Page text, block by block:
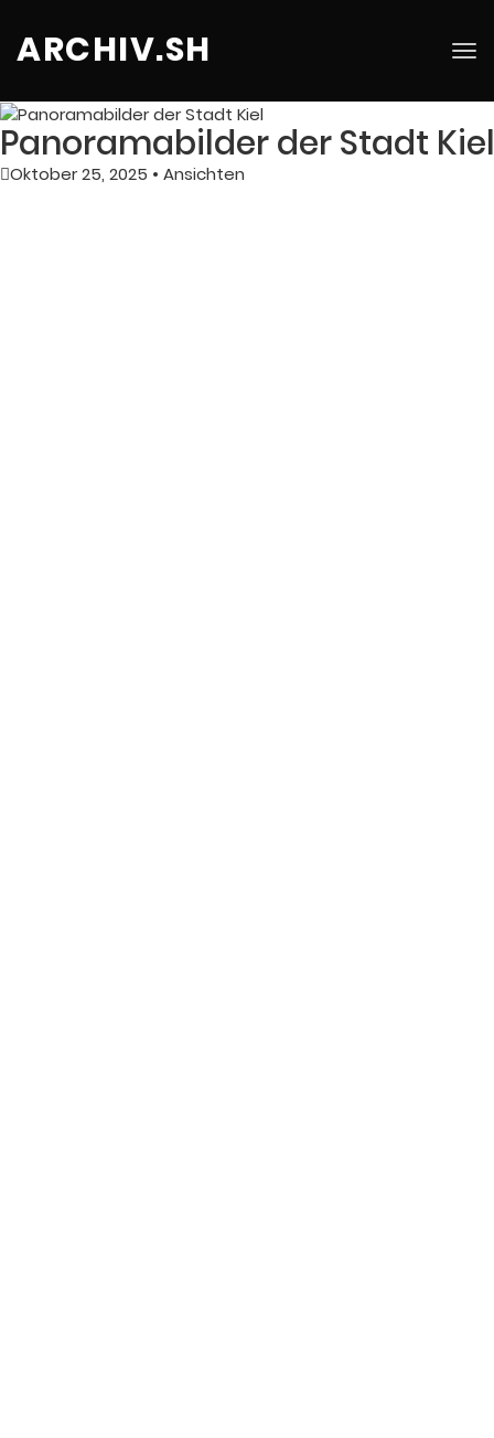
ARCHIV.SH
Panoramabilder der Stadt Kiel
Oktober 25, 2025 • Ansichten